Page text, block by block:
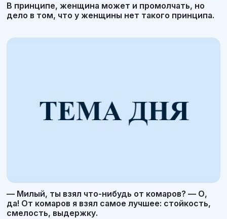
В принципе, женщина может и промолчать, но
дело в том, что у женщины нет такого принципа.
— Милый, ты взял что-нибудь от комаров? — О,
да! От комаров я взял самое лучшее: стойкость,
смелость, выдержку.